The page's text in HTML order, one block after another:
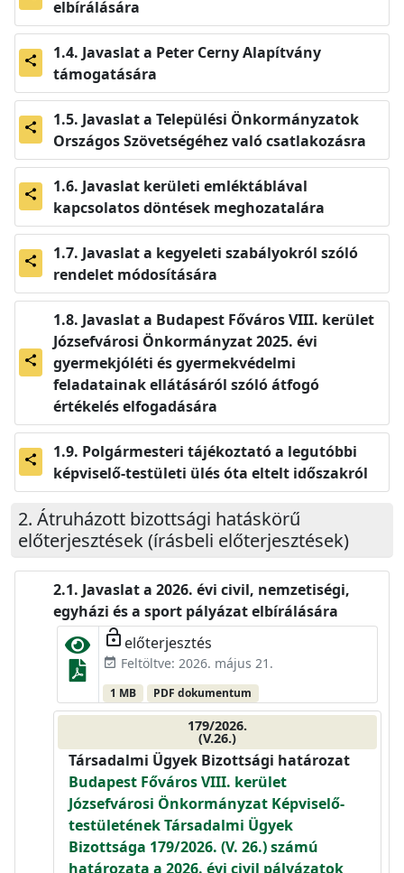
elbírálására
share
Javaslat a Peter Cerny Alapítvány
támogatására
share
Javaslat a Települési Önkormányzatok
Országos Szövetségéhez való csatlakozásra
share
Javaslat kerületi emléktáblával
kapcsolatos döntések meghozatalára
share
Javaslat a kegyeleti szabályokról szóló
rendelet módosítására
share
Javaslat a Budapest Főváros VIII. kerület
Józsefvárosi Önkormányzat 2025. évi
gyermekjóléti és gyermekvédelmi
feladatainak ellátásáról szóló átfogó
értékelés elfogadására
share
Polgármesteri tájékoztató a legutóbbi
képviselő-testületi ülés óta eltelt időszakról
Átruházott bizottsági hatáskörű
előterjesztések (írásbeli előterjesztések)
Javaslat a 2026. évi civil, nemzetiségi,
egyházi és a sport pályázat elbírálására
lock_open előterjesztés
event_available Feltöltve: 2026. május 21.
1 MB PDF dokumentum
179/2026.
(V.26.)
Társadalmi Ügyek Bizottsági határozat
Budapest Főváros VIII. kerület
Józsefvárosi Önkormányzat Képviselő-
testületének Társadalmi Ügyek
Bizottsága 179/2026. (V. 26.) számú
határozata a 2026. évi civil pályázatok